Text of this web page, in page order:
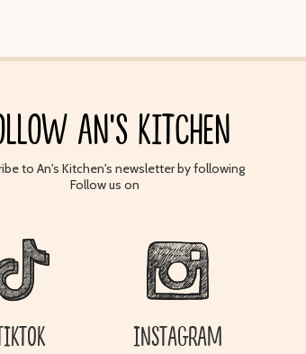
AN'S KITCHEN
to An's Kitchen's newsletter by following
Follow us on
INSTAGRAM